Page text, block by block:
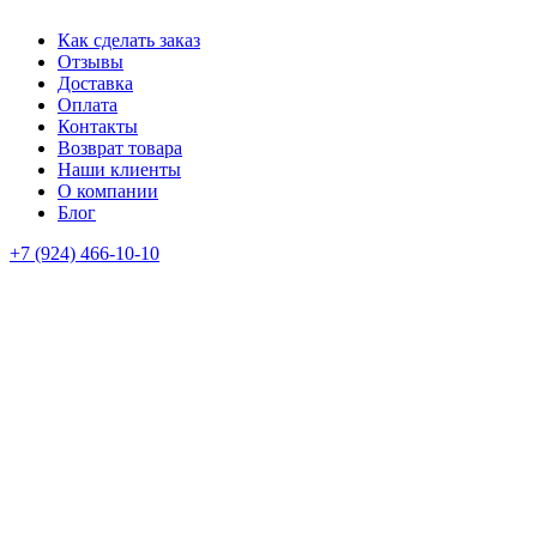
Как сделать заказ
Отзывы
Доставка
Оплата
Контакты
Возврат товара
Наши клиенты
О компании
Блог
+7 (924) 466-10-10